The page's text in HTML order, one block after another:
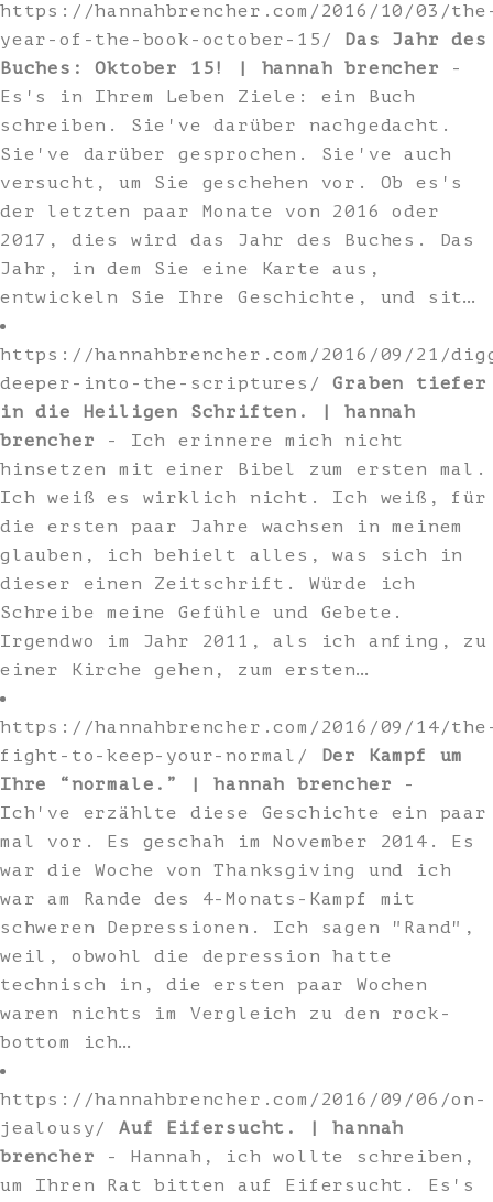
https://hannahbrencher.com/2016/10/03/
year-of-the-book-october-15/ Das Jahr des
Buches: Oktober 15! | hannah brencher -
Es's in Ihrem Leben Ziele: ein Buch
schreiben. Sie've darüber nachgedacht.
Sie've darüber gesprochen. Sie've auch
versucht, um Sie geschehen vor. Ob es's
der letzten paar Monate von 2016 oder
2017, dies wird das Jahr des Buches. Das
Jahr, in dem Sie eine Karte aus,
entwickeln Sie Ihre Geschichte, und sit…
https://hannahbrencher.com/2016/09/21/
deeper-into-the-scriptures/Graben tiefer
in die Heiligen Schriften. | hannah
brencher - Ich erinnere mich nicht
hinsetzen mit einer Bibel zum ersten mal.
Ich weiß es wirklich nicht. Ich weiß, für
die ersten paar Jahre wachsen in meinem
glauben, ich behielt alles, was sich in
dieser einen Zeitschrift. Würde ich
Schreibe meine Gefühle und Gebete.
Irgendwo im Jahr 2011, als ich anfing, zu
einer Kirche gehen, zum ersten…
https://hannahbrencher.com/2016/09/14/
fight-to-keep-your-normal/
Der Kampf um
Ihre “normale.” | hannah brencher -
Ich've erzählte diese Geschichte ein paar
mal vor. Es geschah im November 2014. Es
war die Woche von Thanksgiving und ich
war am Rande des 4-Monats-Kampf mit
schweren Depressionen. Ich sagen "Rand",
weil, obwohl die depression hatte
technisch in, die ersten paar Wochen
waren nichts im Vergleich zu den rock-
bottom ich…
https://hannahbrencher.com/2016/09/06/on-
jealousy/Auf Eifersucht. | hannah
brencher - Hannah, ich wollte schreiben,
um Ihren Rat bitten auf Eifersucht. Es's